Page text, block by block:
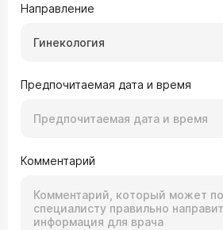
Направление
Гинекология
Предпочитаемая дата и время
Комментарий